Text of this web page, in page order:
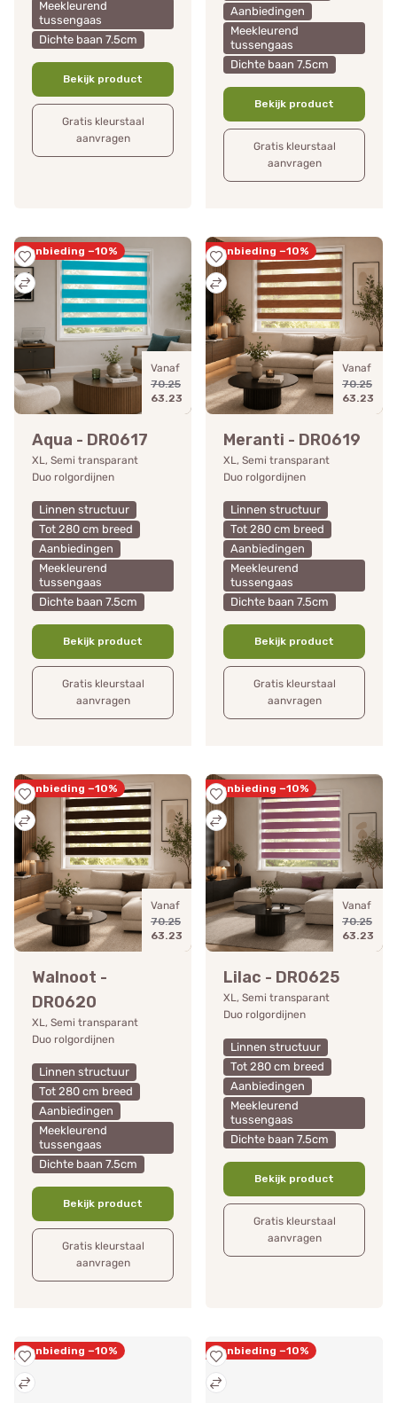
Meekleurend
tussengaas
Dichte baan 7.5cm
Bekijk product
Gratis kleurstaal
aanvragen
Aanbiedingen
Meekleurend
tussengaas
Dichte baan 7.5cm
Bekijk product
Gratis kleurstaal
aanvragen
Vanaf
70.25
63.23
Aanbieding −10%
Aqua - DR0617
XL, Semi transparant
Duo rolgordijnen
Linnen structuur
Tot 280 cm breed
Aanbiedingen
Meekleurend
tussengaas
Dichte baan 7.5cm
Bekijk product
Gratis kleurstaal
aanvragen
Vanaf
70.25
63.23
Aanbieding −10%
Meranti - DR0619
XL, Semi transparant
Duo rolgordijnen
Linnen structuur
Tot 280 cm breed
Aanbiedingen
Meekleurend
tussengaas
Dichte baan 7.5cm
Bekijk product
Gratis kleurstaal
aanvragen
Vanaf
70.25
63.23
Aanbieding −10%
Walnoot -
DR0620
XL, Semi transparant
Duo rolgordijnen
Linnen structuur
Tot 280 cm breed
Aanbiedingen
Meekleurend
tussengaas
Dichte baan 7.5cm
Bekijk product
Gratis kleurstaal
aanvragen
Vanaf
70.25
63.23
Aanbieding −10%
Lilac - DR0625
XL, Semi transparant
Duo rolgordijnen
Linnen structuur
Tot 280 cm breed
Aanbiedingen
Meekleurend
tussengaas
Dichte baan 7.5cm
Bekijk product
Gratis kleurstaal
aanvragen
Aanbieding −10% Aanbieding −10%